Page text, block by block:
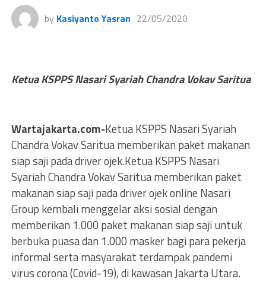
by Kasiyanto Yasran 22/05/2020
Ketua KSPPS Nasari Syariah Chandra Vokav Saritua
Wartajakarta.com-Ketua KSPPS Nasari Syariah
Chandra Vokav Saritua memberikan paket makanan
siap saji pada driver ojek.Ketua KSPPS Nasari
Syariah Chandra Vokav Saritua memberikan paket
makanan siap saji pada driver ojek online Nasari
Group kembali menggelar aksi sosial dengan
memberikan 1.000 paket makanan siap saji untuk
berbuka puasa dan 1.000 masker bagi para pekerja
informal serta masyarakat terdampak pandemi
virus corona (Covid-19), di kawasan Jakarta Utara.